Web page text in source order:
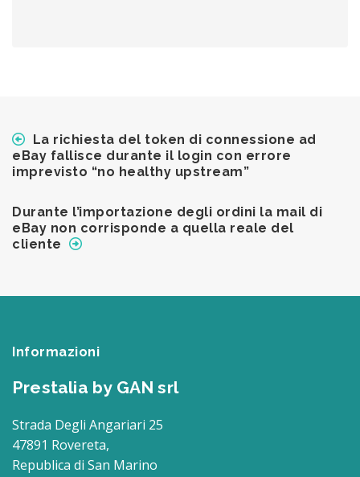
La richiesta del token di connessione ad
eBay fallisce durante il login con errore
imprevisto “no healthy upstream”
Durante l’importazione degli ordini la mail di
eBay non corrisponde a quella reale del
cliente
Informazioni
Prestalia by GAN srl
Strada Degli Angariari 25
47891 Rovereta,
Republica di San Marino